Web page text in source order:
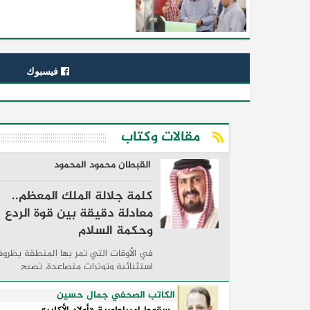
فيسبوك
مقالات وكتاب
القبطان محمود المحمود
كلمة جلالة الملك المعظم..
معادلة دقيقة بين قوة الردع
وحكمة السلام
في الأوقات التي تمر بها المنطقة
استثنائية وتوترات متصاعدة، تصبح
الكلمات السياسية أكثر من مجرد مواقف
معلنة؛ فهي تكشف طريقة تفكير الدول،
وكيفية إدارتها للأزمات، والحدود التي
الكاتب الصحفي جمال حسين